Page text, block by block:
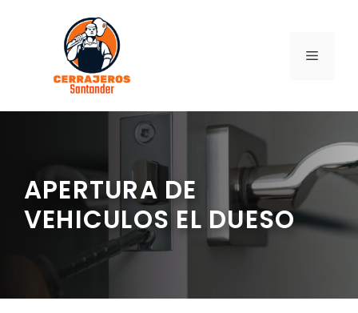
contenido
MENÚ
APERTURA DE
VEHICULOS EL DUESO